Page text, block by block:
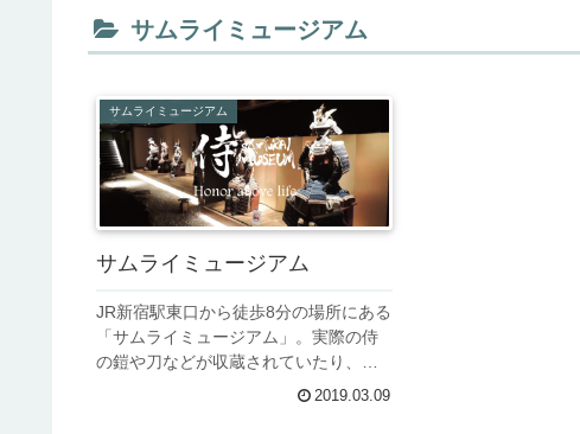
サムライミュージアム
サムライミュージアム
サムライミュージアム
JR新宿駅東口から徒歩8分の場所にある
「サムライミュージアム」。実際の侍
の鎧や刀などが収蔵されていたり、殺
陣の演舞を行っていたりと、侍につい
2019.03.09